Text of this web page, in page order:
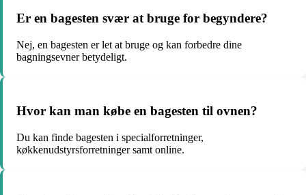
Er en bagesten svær at bruge for begyndere?
Nej, en bagesten er let at bruge og kan forbedre dine
bagningsevner betydeligt.
Hvor kan man købe en bagesten til ovnen?
Du kan finde bagesten i specialforretninger,
køkkenudstyrsforretninger samt online.